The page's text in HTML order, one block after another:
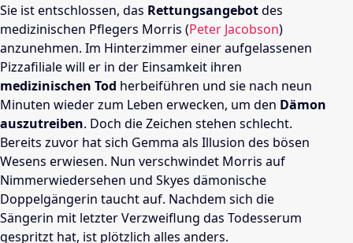
Sie ist entschlossen, das Rettungsangebotdes
medizinischen Pflegers Morris (Peter Jacobson)
anzunehmen. Im Hinterzimmer einer aufgelassenen
Pizzafiliale will er in der Einsamkeit ihren
medizinischen Tod herbeiführen und sie nach neun
Minuten wieder zum Leben erwecken, um den Dämon
auszutreiben. Doch die Zeichen stehen schlecht.
Bereits zuvor hat sich Gemma als Illusion des bösen
Wesens erwiesen. Nun verschwindet Morris auf
Nimmerwiedersehen und Skyes dämonische
Doppelgängerin taucht auf. Nachdem sich die
Sängerin mit letzter Verzweiflung das Todesserum
gespritzt hat, ist plötzlich alles anders.